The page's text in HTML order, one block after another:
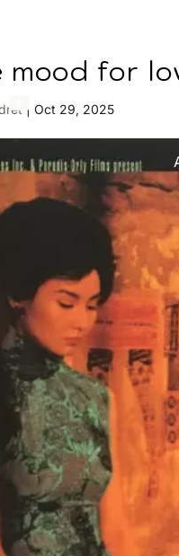
mood for
|Oct 29, 2025